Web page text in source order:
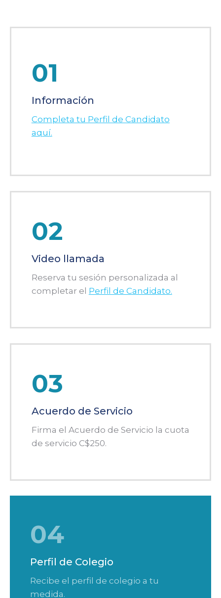
01
Información
Completa tu Perfil de Candidato
aquí.
02
Video llamada
Reserva tu sesión personalizada al
completar el Perfil de Candidato.
03
Acuerdo de Servicio
Firma el Acuerdo de Servicio la cuota
de servicio C$250.
04
Perfil de Colegio
Recibe el perfil de colegio a tu
medida.